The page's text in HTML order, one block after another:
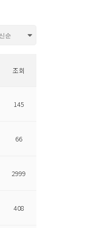
조회
145
66
2999
408